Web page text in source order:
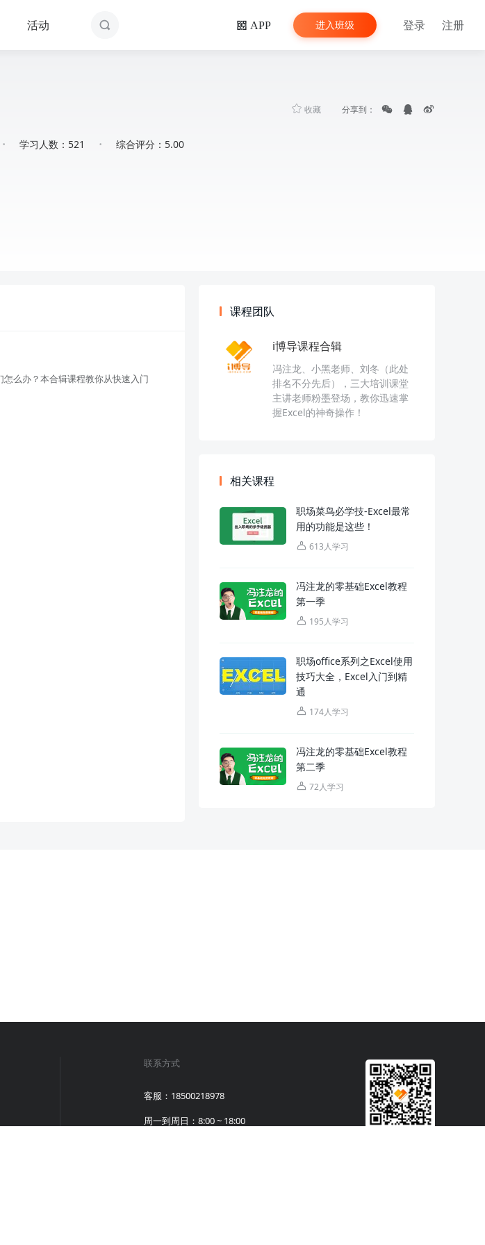
活动 APP 进入班级 登录 注册
· 学习人数：521 · 综合评分：5.00
收藏 分享到：
课程团队
i博导课程合辑
冯注龙、小黑老师、刘冬（此处
排名不分先后），三大培训课堂
主讲老师粉墨登场，教你迅速掌
握Excel的神奇操作！
相关课程
职场菜鸟必学技-Excel最常
用的功能是这些！
613人学习
冯注龙的零基础Excel教程
第一季
195人学习
职场office系列之Excel使用
技巧大全，Excel入门到精
通
174人学习
冯注龙的零基础Excel教程
第二季
72人学习
联系方式
客服：18500218978
周一到周日：8:00 ~ 18:00